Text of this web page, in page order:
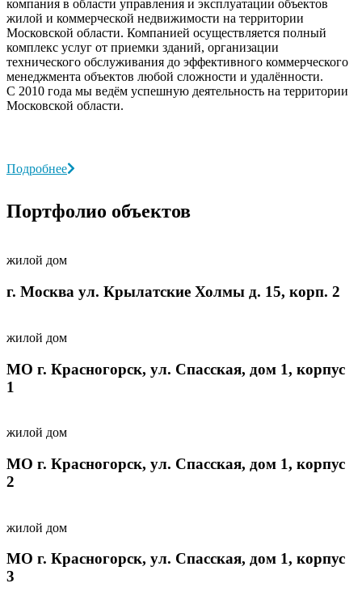
компания в области управления и эксплуатации объектов
жилой и коммерческой недвижимости на территории
Московской области. Компанией осуществляется полный
комплекс услуг от приемки зданий, организации
технического обслуживания до эффективного коммерческого
менеджмента объектов любой сложности и удалённости.
С 2010 года мы ведём успешную деятельность на территории
Московской области.
Подробнее
Портфолио объектов
жилой дом
г. Москва ул. Крылатские Холмы д. 15, корп. 2
жилой дом
МО г. Красногорск, ул. Спасская, дом 1, корпус
1
жилой дом
МО г. Красногорск, ул. Спасская, дом 1, корпус
2
жилой дом
МО г. Красногорск, ул. Спасская, дом 1, корпус
3